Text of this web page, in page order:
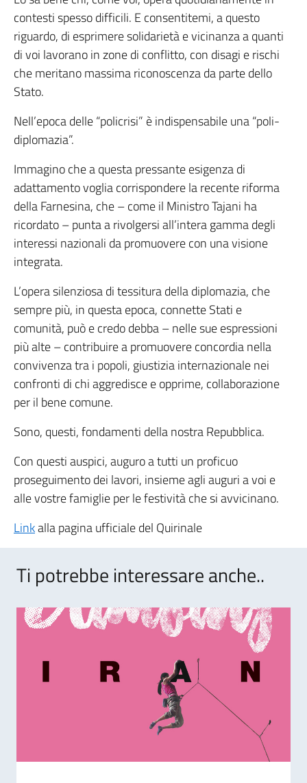
contesti spesso difficili. E consentitemi, a questo
riguardo, di esprimere solidarietà e vicinanza a quanti
di voi lavorano in zone di conflitto, con disagi e rischi
che meritano massima riconoscenza da parte dello
Stato.
Nell’epoca delle “policrisi” è indispensabile una “poli-
diplomazia”.
Immagino che a questa pressante esigenza di
adattamento voglia corrispondere la recente riforma
della Farnesina, che – come il Ministro Tajani ha
ricordato – punta a rivolgersi all’intera gamma degli
interessi nazionali da promuovere con una visione
integrata.
L’opera silenziosa di tessitura della diplomazia, che
sempre più, in questa epoca, connette Stati e
comunità, può e credo debba – nelle sue espressioni
più alte – contribuire a promuovere concordia nella
convivenza tra i popoli, giustizia internazionale nei
confronti di chi aggredisce e opprime, collaborazione
per il bene comune.
Sono, questi, fondamenti della nostra Repubblica.
Con questi auspici, auguro a tutti un proficuo
proseguimento dei lavori, insieme agli auguri a voi e
alle vostre famiglie per le festività che si avvicinano.
Linkalla pagina ufficiale del Quirinale
Ti potrebbe interessare anche..